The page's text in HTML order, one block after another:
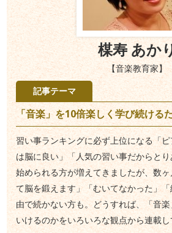
楳寿 あか
【音楽教育家】
記事テーマ
「音楽」を10倍楽しく学び続ける
習い事ランキングに必ず上位になる「
は脳に良い」「人気の習い事だからと
始められる方が増えてきましたが、数
て脳を鍛えます」「むいてなかった」
由で続かない方も。どうすれば、「音
いけるのかをいろいろな観点から連載し